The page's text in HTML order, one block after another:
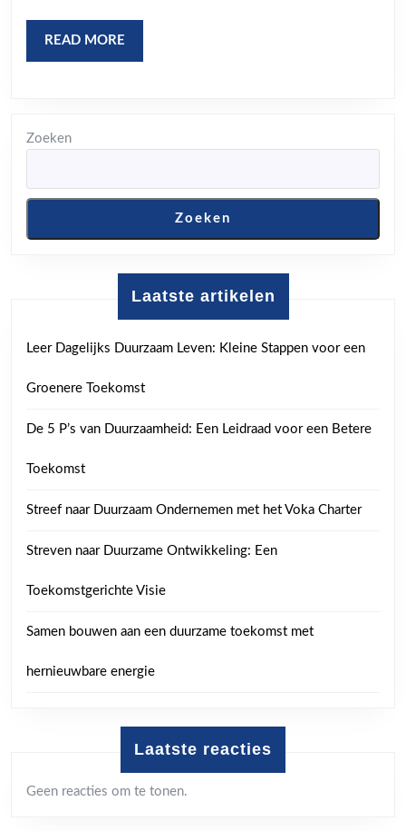
Stad
READ MORE
MORE
Zoeken
Zoeken
Laatste artikelen
Leer Dagelijks Duurzaam Leven: Kleine Stappen voor een
Groenere Toekomst
De 5 P’s van Duurzaamheid: Een Leidraad voor een Betere
Toekomst
Streef naar Duurzaam Ondernemen met het Voka Charter
Streven naar Duurzame Ontwikkeling: Een
Toekomstgerichte Visie
Samen bouwen aan een duurzame toekomst met
hernieuwbare energie
Laatste reacties
Geen reacties om te tonen.